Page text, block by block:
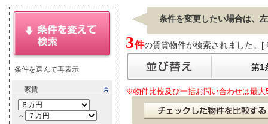
条件を選んで再表示
家賃
～
条件を変更したい場合は、
3件の賃貸物件が検索されました。[
第1
※物件比較及び一括お問い合わせは最大